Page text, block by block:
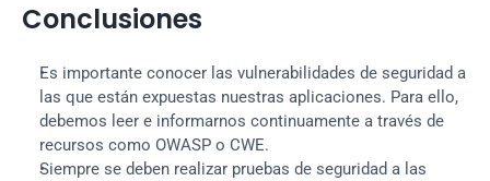
Conclusiones
Es importante conocer las vulnerabilidades de seguridad a
las que están expuestas nuestras aplicaciones. Para ello,
debemos leer e informarnos continuamente a través de
recursos como OWASP o CWE.
Siempre se deben realizar pruebas de seguridad a las